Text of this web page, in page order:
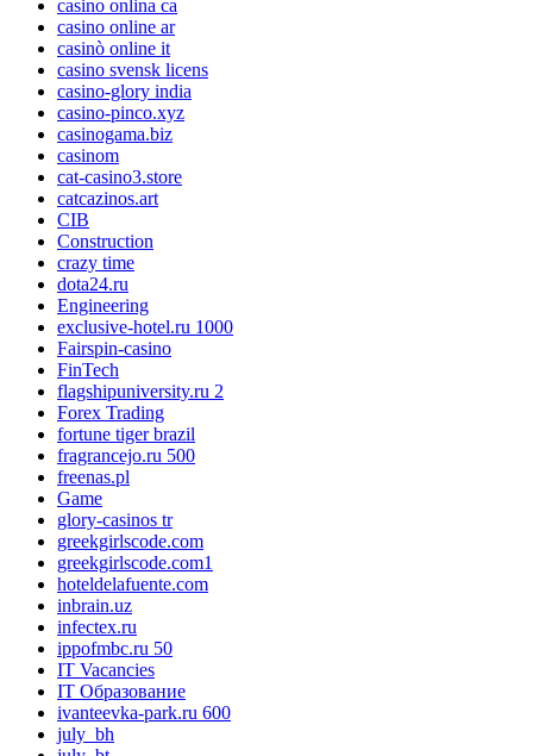
casino onlina ca
casino online ar
casinò online it
casino svensk licens
casino-glory india
casino-pinco.xyz
casinogama.biz
casinom
cat-casino3.store
catcazinos.art
CIB
Construction
crazy time
dota24.ru
Engineering
exclusive-hotel.ru 1000
Fairspin-casino
FinTech
flagshipuniversity.ru 2
Forex Trading
fortune tiger brazil
fragrancejo.ru 500
freenas.pl
Game
glory-casinos tr
greekgirlscode.com
greekgirlscode.com1
hoteldelafuente.com
inbrain.uz
infectex.ru
ippofmbc.ru 50
IT Vacancies
IT Образование
ivanteevka-park.ru 600
july_bh